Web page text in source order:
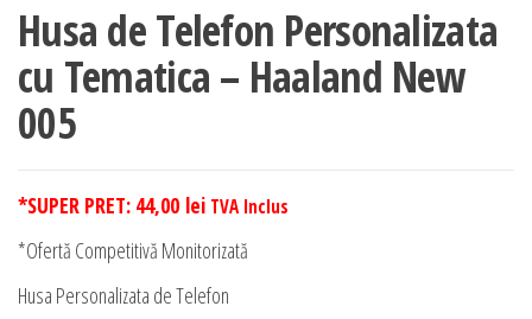
Husa de Telefon Personalizata
cu Tematica – Haaland New
005
*SUPER PRET: 44,00 lei TVA Inclus
*Ofertă Competitivă Monitorizată
Husa Personalizata de Telefon